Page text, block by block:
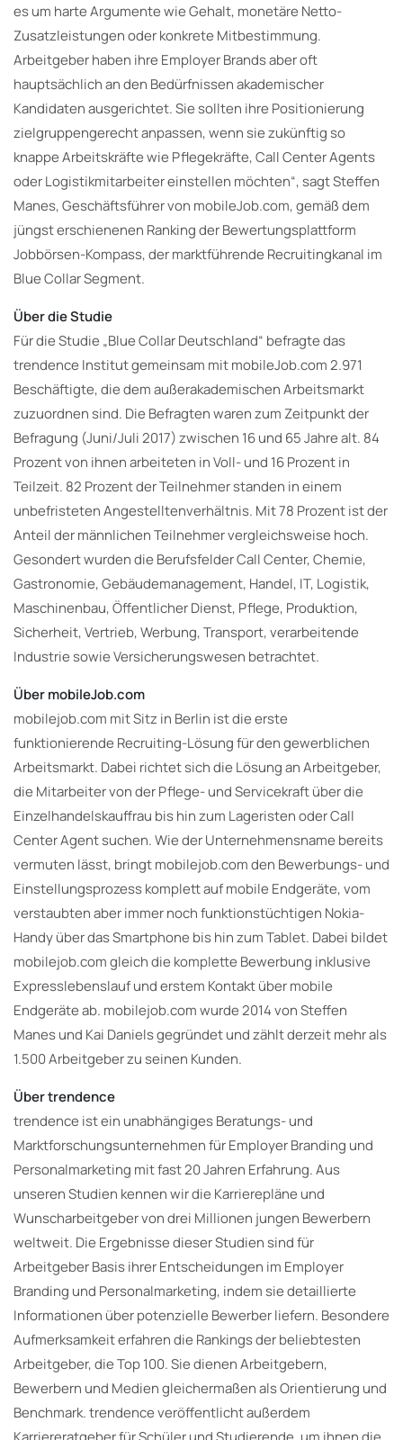
es um harte Argumente wie Gehalt, monetäre Netto-
Zusatzleistungen oder konkrete Mitbestimmung.
Arbeitgeber haben ihre Employer Brands aber oft
hauptsächlich an den Bedürfnissen akademischer
Kandidaten ausgerichtet. Sie sollten ihre Positionierung
zielgruppengerecht anpassen, wenn sie zukünftig so
knappe Arbeitskräfte wie Pflegekräfte, Call Center Agents
oder Logistikmitarbeiter einstellen möchten“, sagt Steffen
Manes, Geschäftsführer von mobileJob.com, gemäß dem
jüngst erschienenen Ranking der Bewertungsplattform
Jobbörsen-Kompass, der marktführende Recruitingkanal im
Blue Collar Segment.
Über die Studie
Für die Studie „Blue Collar Deutschland“ befragte das
trendence Institut gemeinsam mit mobileJob.com 2.971
Beschäftigte, die dem außerakademischen Arbeitsmarkt
zuzuordnen sind. Die Befragten waren zum Zeitpunkt der
Befragung (Juni/Juli 2017) zwischen 16 und 65 Jahre alt. 84
Prozent von ihnen arbeiteten in Voll- und 16 Prozent in
Teilzeit. 82 Prozent der Teilnehmer standen in einem
unbefristeten Angestelltenverhältnis. Mit 78 Prozent ist der
Anteil der männlichen Teilnehmer vergleichsweise hoch.
Gesondert wurden die Berufsfelder Call Center, Chemie,
Gastronomie, Gebäudemanagement, Handel, IT, Logistik,
Maschinenbau, Öffentlicher Dienst, Pflege, Produktion,
Sicherheit, Vertrieb, Werbung, Transport, verarbeitende
Industrie sowie Versicherungswesen betrachtet.
Über mobileJob.com
mobilejob.com mit Sitz in Berlin ist die erste
funktionierende Recruiting-Lösung für den gewerblichen
Arbeitsmarkt. Dabei richtet sich die Lösung an Arbeitgeber,
die Mitarbeiter von der Pflege- und Servicekraft über die
Einzelhandelskauffrau bis hin zum Lageristen oder Call
Center Agent suchen. Wie der Unternehmensname bereits
vermuten lässt, bringt mobilejob.com den Bewerbungs- und
Einstellungsprozess komplett auf mobile Endgeräte, vom
verstaubten aber immer noch funktionstüchtigen Nokia-
Handy über das Smartphone bis hin zum Tablet. Dabei bildet
mobilejob.com gleich die komplette Bewerbung inklusive
Expresslebenslauf und erstem Kontakt über mobile
Endgeräte ab. mobilejob.com wurde 2014 von Steffen
Manes und Kai Daniels gegründet und zählt derzeit mehr als
1.500 Arbeitgeber zu seinen Kunden.
Über trendence
trendence ist ein unabhängiges Beratungs- und
Marktforschungsunternehmen für Employer Branding und
Personalmarketing mit fast 20 Jahren Erfahrung. Aus
unseren Studien kennen wir die Karrierepläne und
Wunscharbeitgeber von drei Millionen jungen Bewerbern
weltweit. Die Ergebnisse dieser Studien sind für
Arbeitgeber Basis ihrer Entscheidungen im Employer
Branding und Personalmarketing, indem sie detaillierte
Informationen über potenzielle Bewerber liefern. Besondere
Aufmerksamkeit erfahren die Rankings der beliebtesten
Arbeitgeber, die Top 100. Sie dienen Arbeitgebern,
Bewerbern und Medien gleichermaßen als Orientierung und
Benchmark. trendence veröffentlicht außerdem